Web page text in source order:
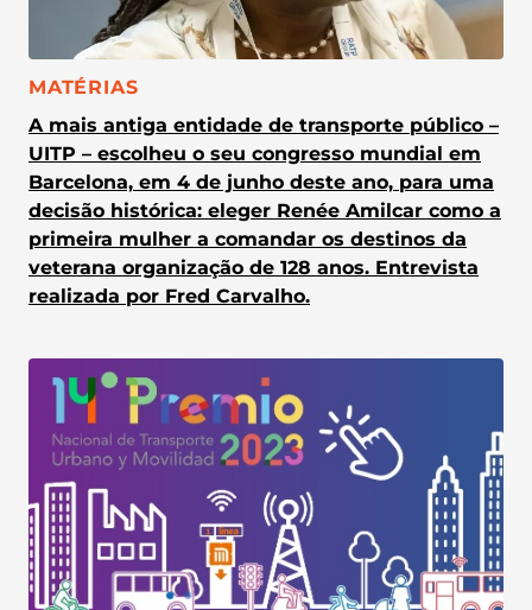
CATEGORIA:
MATÉRIAS
A mais antiga entidade de transporte público –
UITP – escolheu o seu congresso mundial em
Barcelona, em 4 de junho deste ano, para uma
decisão histórica: eleger Renée Amilcar como a
primeira mulher a comandar os destinos da
veterana organização de 128 anos. Entrevista
realizada por Fred Carvalho.